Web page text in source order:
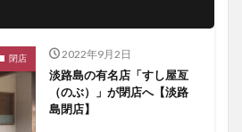
閉店 2022年9月2日
淡路島の有名店「すし屋亙
（のぶ）」が閉店へ【淡路
島閉店】